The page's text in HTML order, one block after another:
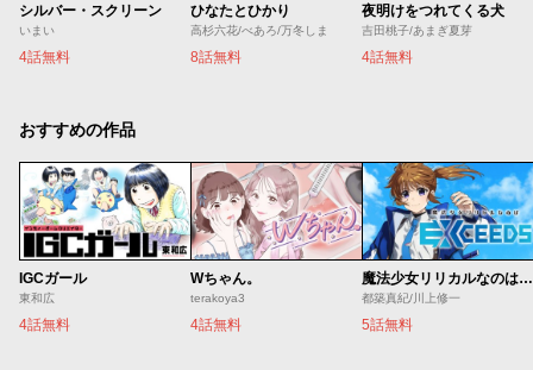
シルバー・スクリーン
いまい
4話無料
ひなたとひかり
高杉六花/べあろ/万冬しま
8話無料
夜明けをつれてくる犬
吉田桃子/あまぎ夏芽
4話無料
おすすめの作品
IGCガール
東和広
4話無料
Wちゃん。
terakoya3
4話無料
魔法少女リリカルなのは EXCEEDS
都築真紀/川上修一
5話無料